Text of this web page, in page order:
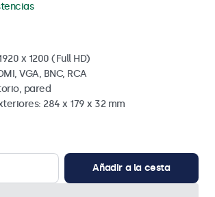
x 1200 (Full HD)
VGA, BNC, RCA
pared
284 x 179 x 32 mm
Añadir a la cesta